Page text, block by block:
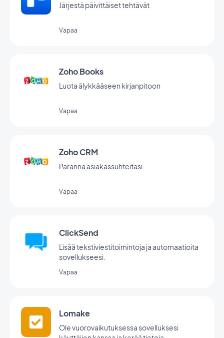
Järjestä päivittäiset tehtävät
Vapaa
Zoho Books
Luota älykkääseen kirjanpitoon
Vapaa
Zoho CRM
Paranna asiakassuhteitasi
Vapaa
ClickSend
Lisää tekstiviestitoimintoja ja automaatioita
sovellukseesi.
Vapaa
Lomake
Ole vuorovaikutuksessa sovelluksesi